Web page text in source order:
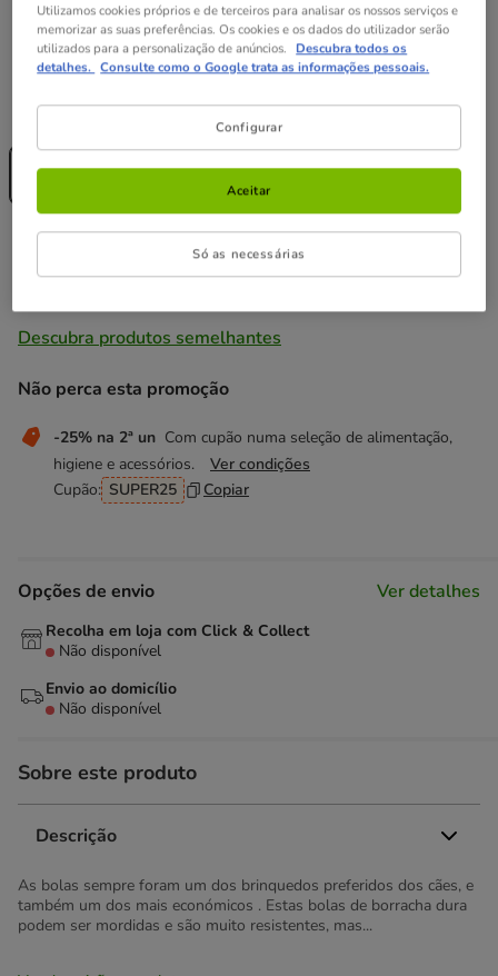
Tamanho:XL Guia de tamanhos
XL
Sem Stock
Não perca esta promoção
-25% na 2ª un Com cupão numa seleção de alimentação,
higiene e acessórios.
Ver condições
Cupão: SUPER25 Copiar
Descubra produtos semelhantes
Opções de envio Ver detalhes
Recolha em loja com Click & Collect
Não disponível
Envio ao domicílio
Não disponível
Sobre este produto
Descrição
As bolas sempre foram um dos brinquedos preferidos dos cães, e
também um dos mais económicos . Estas bolas de borracha dura
podem ser mordidas e são muito resistentes, mas...
Utilizamos cookies próprios e de terceiros para analisar os nossos serviços e
memorizar as suas preferências. Os cookies e os dados do utilizador serão
utilizados para a personalização de anúncios. Descubra todos os
detalhes. Consulte como o Google trata as informações pessoais.
Configurar
Só as necessárias
Aceitar